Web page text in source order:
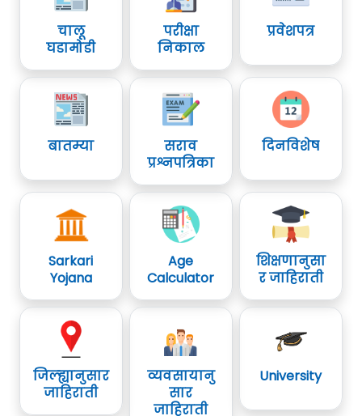
चालू
घडामोडी
परीक्षा
निकाल
प्रवेशपत्र
बातम्या
सराव
प्रश्नपत्रिका
दिनविशेष
Sarkari
Yojana
Age
Calculator
शिक्षणानुसा
र जाहिराती
जिल्ह्यानुसार
जाहिराती
व्यवसायानु
सार
जाहिराती
University